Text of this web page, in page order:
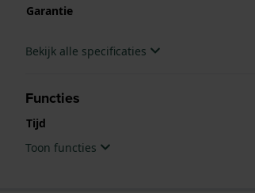
Garantie
Bekijk alle specificaties
Functies
Tijd
Toon functies